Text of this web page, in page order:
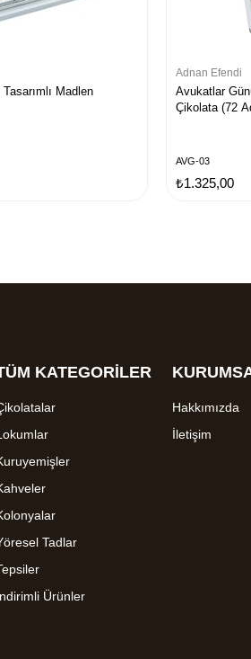
Madlen
Adnan Efendi
Avukatlar
Çikolata (72
AVG-03
₺1.325,00
KATEGORİLER
Tadlar
Ürünler
Hakkımızda
İletişim